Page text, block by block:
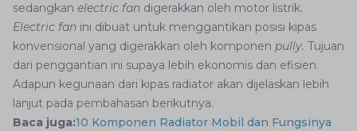
sedangkan electric fan digerakkan oleh motor listrik.
Electric fan ini dibuat untuk menggantikan posisi kipas
konvensional yang digerakkan oleh komponen pully. Tujuan
dari penggantian ini supaya lebih ekonomis dan efisien.
Adapun kegunaan dari kipas radiator akan dijelaskan lebih
lanjut pada pembahasan berikutnya.
Baca juga:10 Komponen Radiator Mobil dan Fungsinya